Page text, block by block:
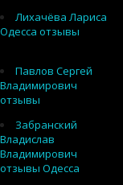
Лихачёва Лариса
Одесса отзывы
Павлов Сергей
Владимирович
отзывы
Забранский
Владислав
Владимирович
отзывы Одесса